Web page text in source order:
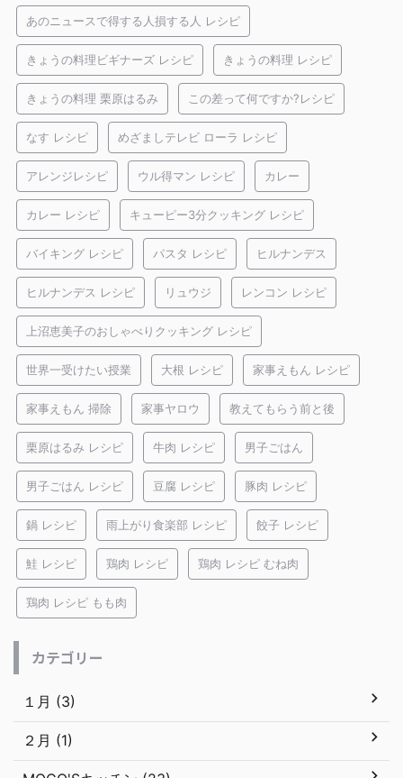
あのニュースで得する人損する人 レシピ
きょうの料理ビギナーズ レシピ きょうの料理 レシピ
きょうの料理 栗原はるみ この差って何ですか?レシピ
なす レシピ めざましテレビ ローラ レシピ
アレンジレシピ ウル得マン レシピ カレー
カレー レシピ キューピー3分クッキング レシピ
バイキング レシピ パスタ レシピ ヒルナンデス
ヒルナンデス レシピ リュウジ レンコン レシピ
上沼恵美子のおしゃべりクッキング レシピ
世界一受けたい授業 大根 レシピ 家事えもん レシピ
家事えもん 掃除 家事ヤロウ 教えてもらう前と後
栗原はるみ レシピ 牛肉 レシピ 男子ごはん
男子ごはん レシピ 豆腐 レシピ 豚肉 レシピ
鍋 レシピ 雨上がり食楽部 レシピ 餃子 レシピ
鮭 レシピ 鶏肉 レシピ 鶏肉 レシピ むね肉
鶏肉 レシピ もも肉
カテゴリー
１月 (3)
２月 (1)